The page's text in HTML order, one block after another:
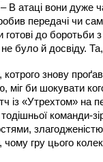
– В атаці вони
передачі чи
до боротьби
не було й досвіду.
знову
міг би шокувати
із «Утрехтом» на
тодішньої
чому гру цього